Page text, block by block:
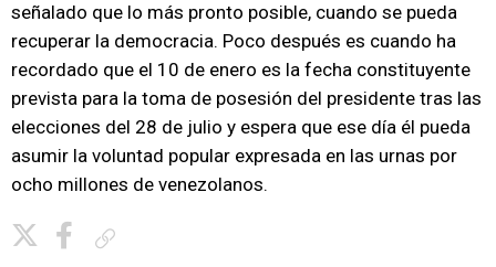
señalado que lo más pronto posible, cuando se pueda
recuperar la democracia. Poco después es cuando ha
recordado que el 10 de enero es la fecha constituyente
prevista para la toma de posesión del presidente tras las
elecciones del 28 de julio y espera que ese día él pueda
asumir la voluntad popular expresada en las urnas por
ocho millones de venezolanos.